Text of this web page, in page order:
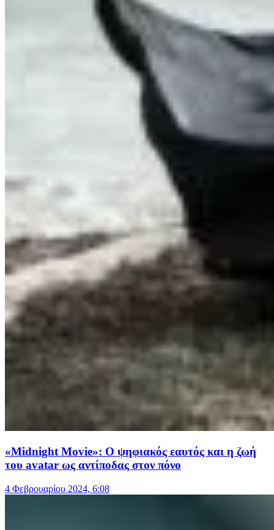
«Midnight Movie»: Ο ψηφιακός εαυτός και η ζωή
του avatar ως αντίποδας στον πόνο
4 Φεβρουαρίου 2024, 6:08